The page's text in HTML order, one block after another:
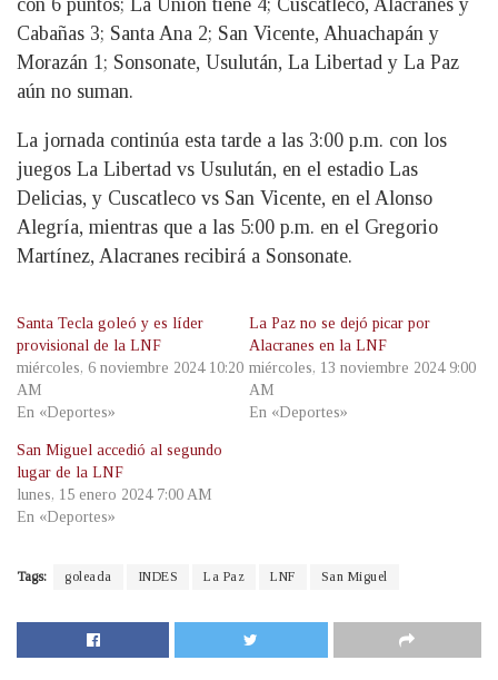
con 6 puntos; La Unión tiene 4; Cuscatleco, Alacranes y
Cabañas 3; Santa Ana 2; San Vicente, Ahuachapán y
Morazán 1; Sonsonate, Usulután, La Libertad y La Paz
aún no suman.
La jornada continúa esta tarde a las 3:00 p.m. con los
juegos La Libertad vs Usulután, en el estadio Las
Delicias, y Cuscatleco vs San Vicente, en el Alonso
Alegría, mientras que a las 5:00 p.m. en el Gregorio
Martínez, Alacranes recibirá a Sonsonate.
Santa Tecla goleó y es líder
provisional de la LNF
miércoles, 6 noviembre 2024 10:20
AM
En «Deportes»
La Paz no se dejó picar por
Alacranes en la LNF
miércoles, 13 noviembre 2024 9:00
AM
En «Deportes»
San Miguel accedió al segundo
lugar de la LNF
lunes, 15 enero 2024 7:00 AM
En «Deportes»
Tags: goleada INDES La Paz LNF San Miguel